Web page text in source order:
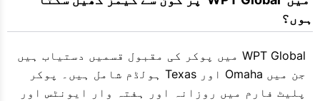
ہوں؟
WPT Global میں پوکر کی مقبول قسمیں دستیاب ہیں
جن میں Omaha اور Texas ہولڈم شامل ہیں۔ پوکر
پلیٹ فارم میں روزانہ اور ہفتہ وار ایونٹس اور